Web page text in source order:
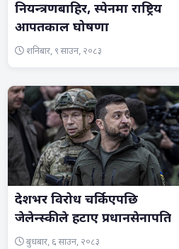
नियन्त्रणबाहिर, स्पेनमा राष्ट्रिय
आपतकाल घोषणा
शनिबार, ९ साउन, २०८३
देशभर विरोध चर्किएपछि
जेलेन्स्कीले हटाए प्रधानसेनापति
बुधबार, ६ साउन, २०८३